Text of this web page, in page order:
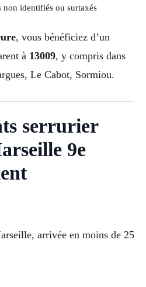
non identifiés ou surtaxés
, vous bénéficiez d’un
à 13009, y compris dans
Le Cabot, Sormiou.
serrurier
9e
arrivée en moins de 25